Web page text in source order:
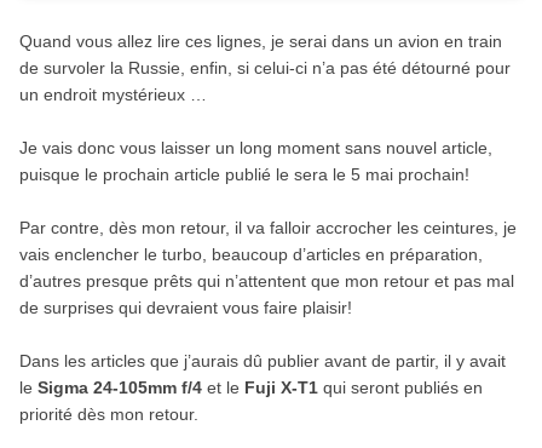
Quand vous allez lire ces lignes, je serai dans un avion en train
de survoler la Russie, enfin, si celui-ci n’a pas été détourné pour
un endroit mystérieux …
Je vais donc vous laisser un long moment sans nouvel article,
puisque le prochain article publié le sera le 5 mai prochain!
Par contre, dès mon retour, il va falloir accrocher les ceintures, je
vais enclencher le turbo, beaucoup d’articles en préparation,
d’autres presque prêts qui n’attentent que mon retour et pas mal
de surprises qui devraient vous faire plaisir!
Dans les articles que j’aurais dû publier avant de partir, il y avait
le Sigma 24-105mm f/4et le Fuji X-T1 qui seront publiés en
priorité dès mon retour.